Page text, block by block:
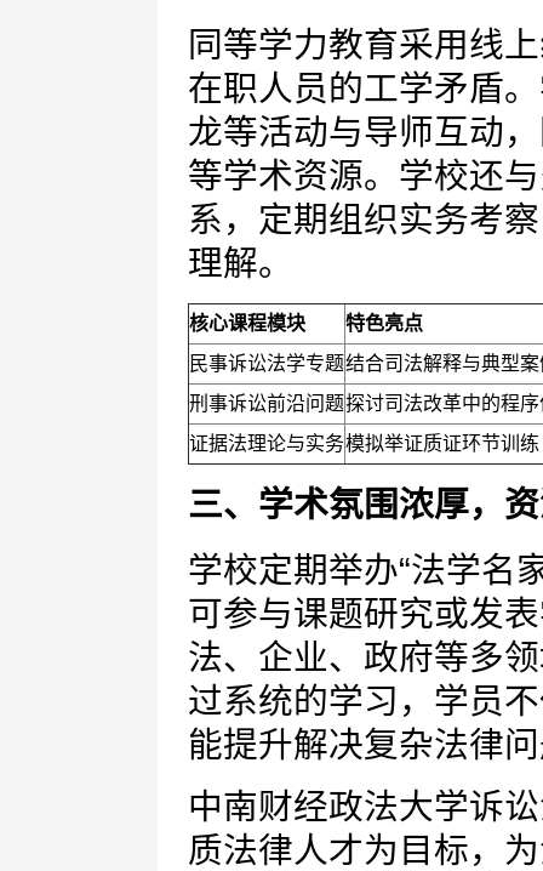
同等学力教育采用线
在职人员的工学矛盾
龙等活动与导师互动
等学术资源。学校还
系，定期组织实务考
理解。
核心课程模块
特色亮点
民事诉讼法学专题结合司法解释与典型
刑事诉讼前沿问题探讨司法改革中的程
证据法理论与实务模拟举证质证环节训练
三、学术氛围浓厚，
学校定期举办“法学名
可参与课题研究或发
法、企业、政府等多
过系统的学习，学员
能提升解决复杂法律
中南财经政法大学诉
质法律人才为目标，